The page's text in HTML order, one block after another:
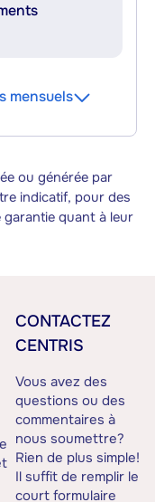
mensuels
ou générée par
indicatif, pour des
quant à leur
CONTACTEZ
CENTRIS
Vous avez des
questions ou des
commentaires à
nous soumettre?
Rien de plus simple!
Il suffit de remplir le
court formulaire